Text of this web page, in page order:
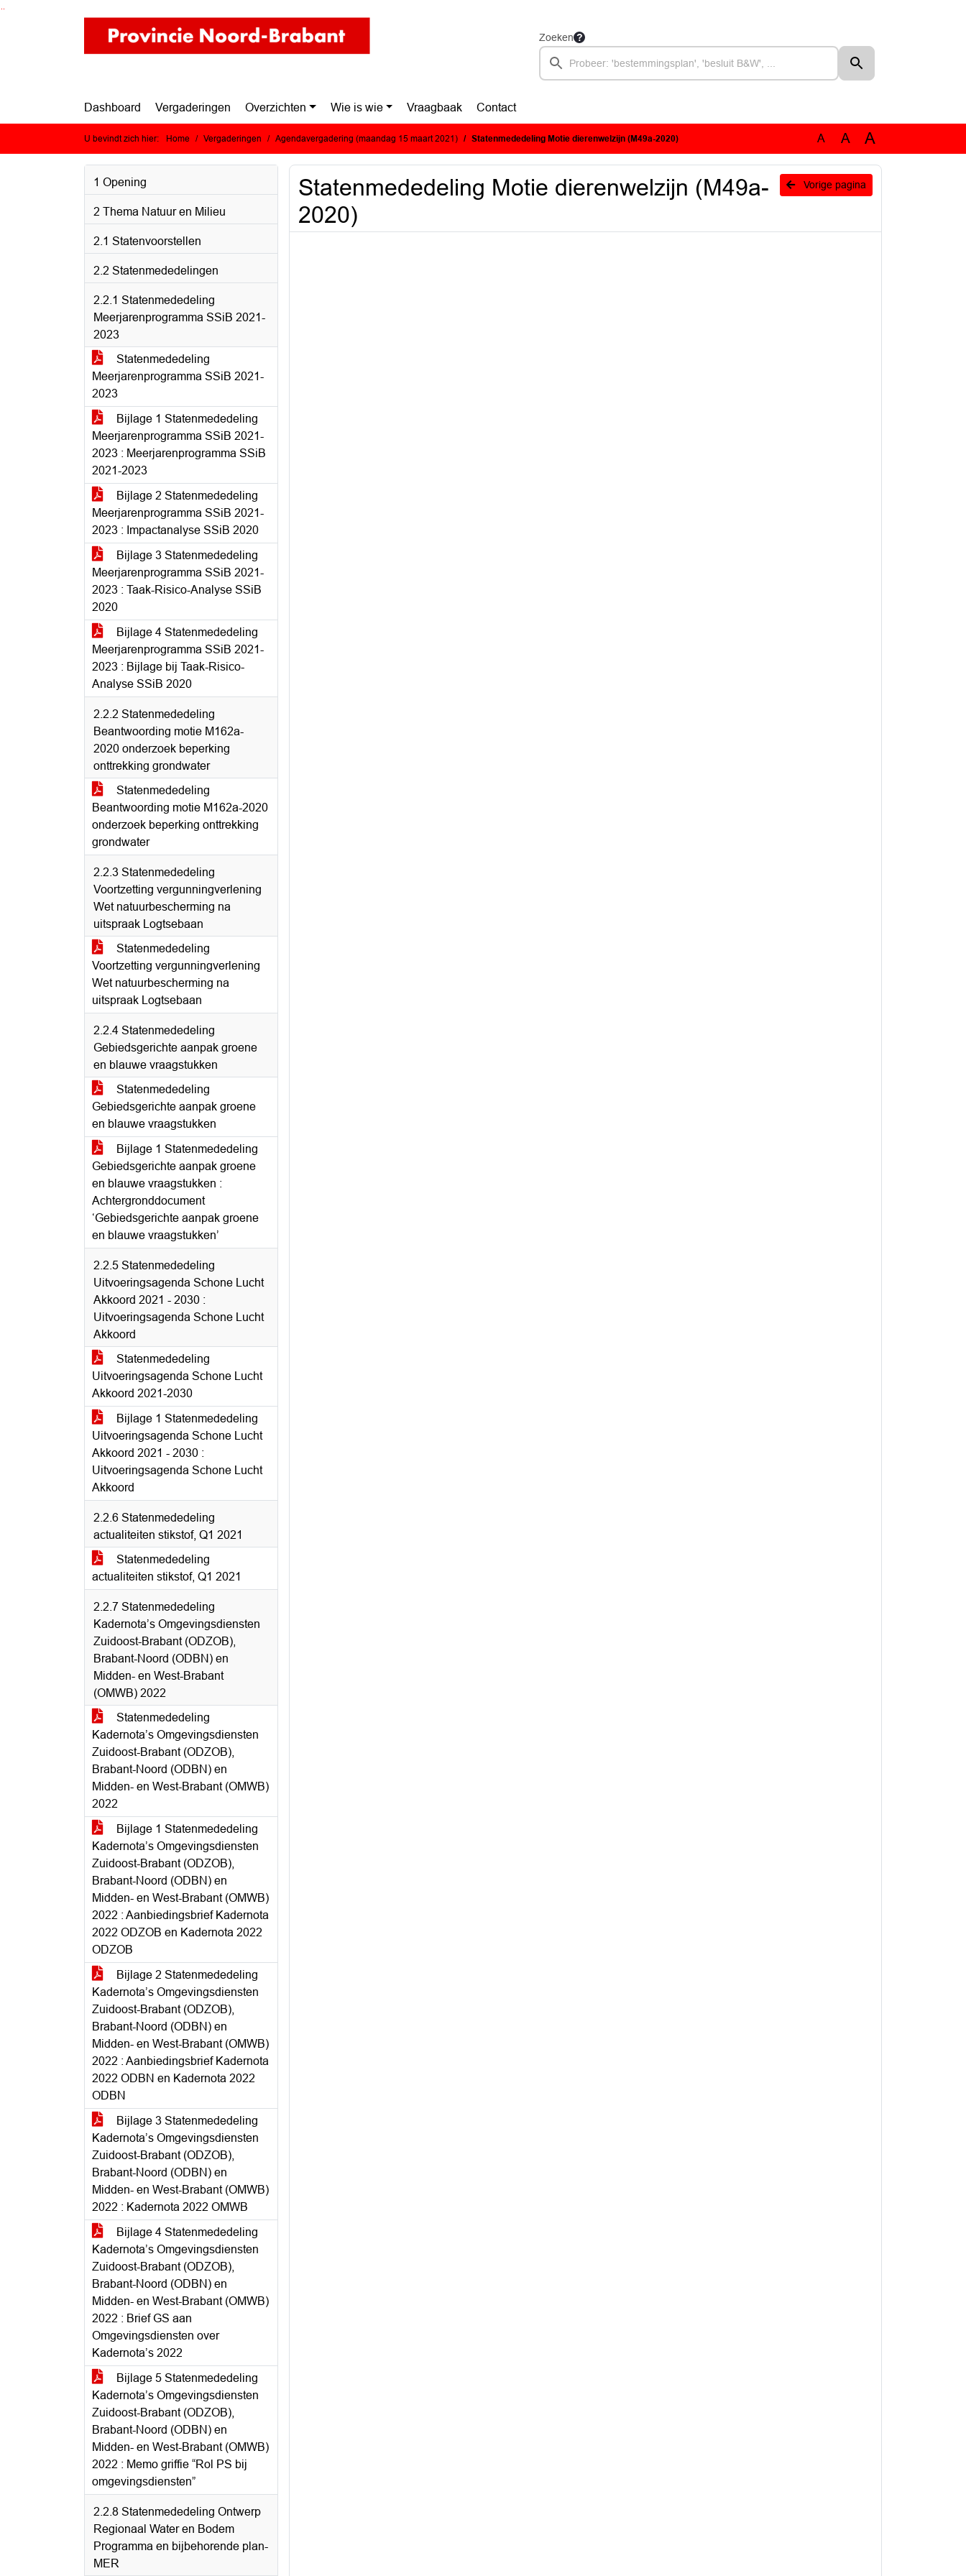
Ga naar de inhoud van deze pagina
Ga naar het zoeken
Ga naar het menu
Zoeken
Dashboard Vergaderingen Overzichten Wie is wie Vraagbaak Contact
U bevindt zich hier: Home Vergaderingen Agendavergadering (maandag 15 maart 2021) Statenmededeling Motie dierenwelzijn (M49a-2020) A A A
1 Opening
2 Thema Natuur en Milieu
2.1 Statenvoorstellen
2.2 Statenmededelingen
2.2.1 Statenmededeling
Meerjarenprogramma SSiB 2021-
2023
Statenmededeling
Meerjarenprogramma SSiB 2021-
2023
Bijlage 1 Statenmededeling
Meerjarenprogramma SSiB 2021-
2023 : Meerjarenprogramma SSiB
2021-2023
Bijlage 2 Statenmededeling
Meerjarenprogramma SSiB 2021-
2023 : Impactanalyse SSiB 2020
Bijlage 3 Statenmededeling
Meerjarenprogramma SSiB 2021-
2023 : Taak-Risico-Analyse SSiB
2020
Bijlage 4 Statenmededeling
Meerjarenprogramma SSiB 2021-
2023 : Bijlage bij Taak-Risico-
Analyse SSiB 2020
2.2.2 Statenmededeling
Beantwoording motie M162a-
2020 onderzoek beperking
onttrekking grondwater
Statenmededeling
Beantwoording motie M162a-2020
onderzoek beperking onttrekking
grondwater
2.2.3 Statenmededeling
Voortzetting vergunningverlening
Wet natuurbescherming na
uitspraak Logtsebaan
Statenmededeling
Voortzetting vergunningverlening
Wet natuurbescherming na
uitspraak Logtsebaan
2.2.4 Statenmededeling
Gebiedsgerichte aanpak groene
en blauwe vraagstukken
Statenmededeling
Gebiedsgerichte aanpak groene
en blauwe vraagstukken
Bijlage 1 Statenmededeling
Gebiedsgerichte aanpak groene
en blauwe vraagstukken :
Achtergronddocument
‘Gebiedsgerichte aanpak groene
en blauwe vraagstukken’
2.2.5 Statenmededeling
Uitvoeringsagenda Schone Lucht
Akkoord 2021 - 2030 :
Uitvoeringsagenda Schone Lucht
Akkoord
Statenmededeling
Uitvoeringsagenda Schone Lucht
Akkoord 2021-2030
Bijlage 1 Statenmededeling
Uitvoeringsagenda Schone Lucht
Akkoord 2021 - 2030 :
Uitvoeringsagenda Schone Lucht
Akkoord
2.2.6 Statenmededeling
actualiteiten stikstof, Q1 2021
Statenmededeling
actualiteiten stikstof, Q1 2021
2.2.7 Statenmededeling
Kadernota’s Omgevingsdiensten
Zuidoost-Brabant (ODZOB),
Brabant-Noord (ODBN) en
Midden- en West-Brabant
(OMWB) 2022
Statenmededeling
Kadernota’s Omgevingsdiensten
Zuidoost-Brabant (ODZOB),
Brabant-Noord (ODBN) en
Midden- en West-Brabant (OMWB)
2022
Bijlage 1 Statenmededeling
Kadernota’s Omgevingsdiensten
Zuidoost-Brabant (ODZOB),
Brabant-Noord (ODBN) en
Midden- en West-Brabant (OMWB)
2022 : Aanbiedingsbrief Kadernota
2022 ODZOB en Kadernota 2022
ODZOB
Bijlage 2 Statenmededeling
Kadernota’s Omgevingsdiensten
Zuidoost-Brabant (ODZOB),
Brabant-Noord (ODBN) en
Midden- en West-Brabant (OMWB)
2022 : Aanbiedingsbrief Kadernota
2022 ODBN en Kadernota 2022
ODBN
Bijlage 3 Statenmededeling
Kadernota’s Omgevingsdiensten
Zuidoost-Brabant (ODZOB),
Brabant-Noord (ODBN) en
Midden- en West-Brabant (OMWB)
2022 : Kadernota 2022 OMWB
Bijlage 4 Statenmededeling
Kadernota’s Omgevingsdiensten
Zuidoost-Brabant (ODZOB),
Brabant-Noord (ODBN) en
Midden- en West-Brabant (OMWB)
2022 : Brief GS aan
Omgevingsdiensten over
Kadernota’s 2022
Bijlage 5 Statenmededeling
Kadernota’s Omgevingsdiensten
Zuidoost-Brabant (ODZOB),
Brabant-Noord (ODBN) en
Midden- en West-Brabant (OMWB)
2022 : Memo griffie “Rol PS bij
omgevingsdiensten”
2.2.8 Statenmededeling Ontwerp
Regionaal Water en Bodem
Programma en bijbehorende plan-
MER
Vorige pagina
Statenmededeling Motie dierenwelzijn (M49a-
2020)